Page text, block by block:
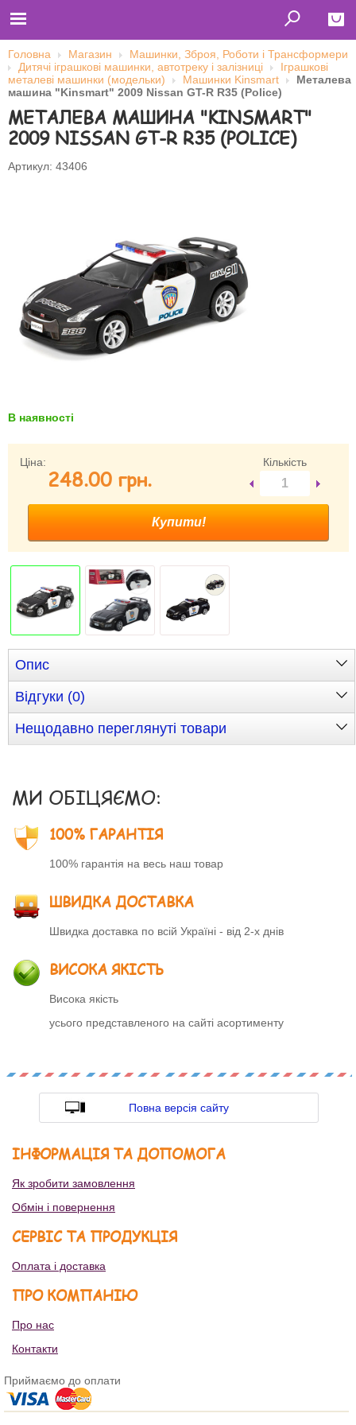
Close
Футболки
Толстовки (кенгурушки)
Свитшоты
Бейсболки
Пароль
Запам'ятати мене
Зареєструватися
Головна Магазин
Машинки, Зброя, Роботи і Трансформери
Дитячі іграшкові машинки, автотреку і залізниці
Іграшкові
металеві машинки (модельки)
Машинки Kinsmart
Металева
машина "Kinsmart" 2009 Nissan GT-R R35 (Police)
МЕТАЛЕВА МАШИНА "KINSMART"
2009 NISSAN GT-R R35 (POLICE)
Артикул: 43406
В наявності
Ціна:
248.00 грн.
Кількість
Опис
Відгуки (0)
Нещодавно переглянуті товари
МИ ОБІЦЯЄМО:
100% ГАРАНТІЯ
100% гарантія на весь наш товар
ШВИДКА ДОСТАВКА
Швидка доставка по всій Україні - від 2-х днів
ВИСОКА ЯКІСТЬ
Висока якість
усього представленого на сайті асортименту
Повна версія сайту
ІНФОРМАЦІЯ ТА ДОПОМОГА
Як зробити замовлення
Обмін і повернення
СЕРВІС ТА ПРОДУКЦІЯ
Оплата і доставка
ПРО КОМПАНІЮ
Про нас
Контакти
Приймаємо до оплати